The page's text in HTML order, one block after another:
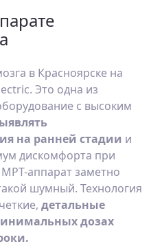
в Красноярске на
Это одна из
с высоким
на ранней стадии и
дискомфорта при
аппарат заметно
шумный. Технология
детальные
дозах